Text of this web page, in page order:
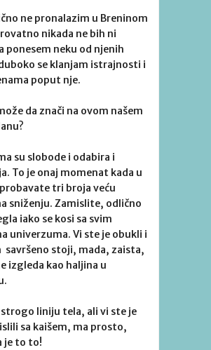
ne pronalazim u Breninom
nikada ne bih ni
ponesem neku od njenih
se klanjam istrajnosti i
poput nje.
da znači na ovom našem
su slobode i odabira i
To je onaj momenat kada u
tri broja veću
sniženju. Zamislite, odlično
iako se kosi sa svim
univerzuma. Vi ste je obukli i
savršeno stoji, mada, zaista,
izgleda kao haljina u
strogo liniju tela, ali vi ste je
sa kaišem, ma prosto,
je to to!